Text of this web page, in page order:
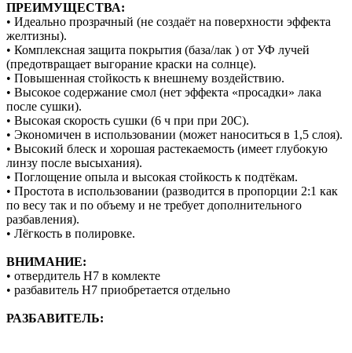
ПРЕИМУЩЕСТВА:
• Идеально прозрачный (не создаёт на поверхности эффекта
желтизны).
• Комплексная защита покрытия (база/лак ) от УФ лучей
(предотвращает выгорание краски на солнце).
• Повышенная стойкость к внешнему воздействию.
• Высокое содержание смол (нет эффекта «просадки» лака
после сушки).
• Высокая скорость сушки (6 ч при при 20С).
• Экономичен в использовании (может наноситься в 1,5 слоя).
• Высокий блеск и хорошая растекаемость (имеет глубокую
линзу после высыхания).
• Поглощение опыла и высокая стойкость к подтёкам.
• Простота в использовании (разводится в пропорции 2:1 как
по весу так и по объему и не требует дополнительного
разбавления).
• Лёгкость в полировке.
ВНИМАНИЕ:
• отвердитель H7 в комлекте
• разбавитель H7 приобретается отдельно
РАЗБАВИТЕЛЬ: